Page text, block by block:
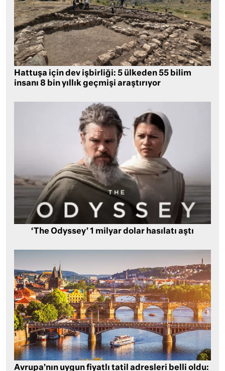
Hattuşa için dev işbirliği: 5 ülkeden 55 bilim
insanı 8 bin yıllık geçmişi araştırıyor
‘The Odyssey’ 1 milyar dolar hasılatı aştı
Avrupa’nın uygun fiyatlı tatil adresleri belli oldu: